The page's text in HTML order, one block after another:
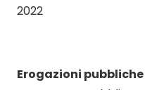
2022
Erogazioni